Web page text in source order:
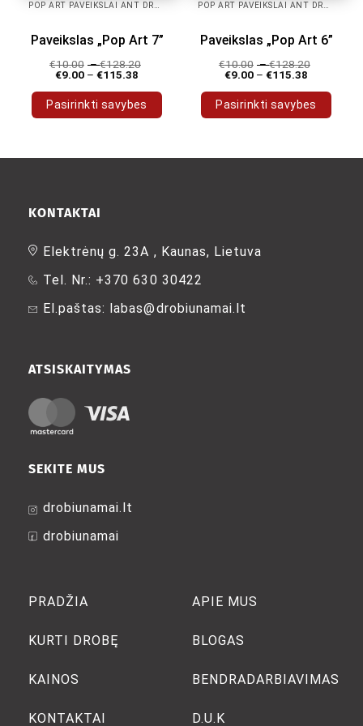
Paveikslas „Pop Art 7”
€10.00 –€128.20
€9.00 – €115.38
Pasirinkti savybes
has
The
be
chosen
the
Paveikslas „Pop Art 6”
€10.00 –€128.20
€9.00 – €115.38
Pasirinkti savybes
has
PRADŽIA
KURTI DROBĘ
KAINOS
KONTAKTAI
APIE MUS
BLOGAS
BENDRADARBIAVIMAS
D.U.K
SEKITE MUS
drobiunamai.lt
drobiunamai
ATSISKAITYMAS
KONTAKTAI
Elektrėnų g. 23A , Kaunas, Lietuva
Tel. Nr.: +370 630 30422
El.paštas: labas@drobiunamai.lt